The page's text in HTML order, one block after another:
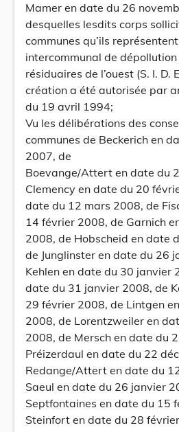
Mamer en date du 26
desquelles lesdits corps
communes qu’ils
intercommunal de
résiduaires de l’ouest (S. I. D.
création a été autorisée par
du 19 avril 1994;
Vu les délibérations des
communes de Beckerich en
2007, de
Boevange/Attert en date du
Clemency en date du 20
date du 12 mars 2008, de
14 février 2008, de Garnich
2008, de Hobscheid en date
de Junglinster en date du 26
Kehlen en date du 30 janvier
date du 31 janvier 2008, de
29 février 2008, de Lintgen
2008, de Lorentzweiler en
2008, de Mersch en date du
Préizerdaul en date du 22
Redange/Attert en date du
Saeul en date du 26 janvier
Septfontaines en date du 15
Steinfort en date du 28